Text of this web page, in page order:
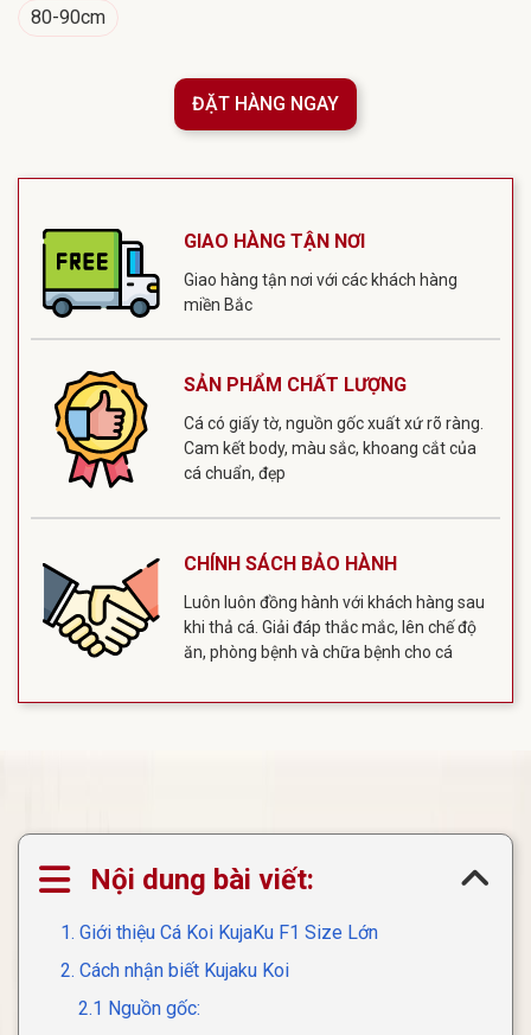
80-90cm
ĐẶT HÀNG NGAY
GIAO HÀNG TẬN NƠI
Giao hàng tận nơi với các khách hàng
miền Bắc
SẢN PHẨM CHẤT LƯỢNG
Cá có giấy tờ, nguồn gốc xuất xứ rõ ràng.
Cam kết body, màu sắc, khoang cắt của
cá chuẩn, đẹp
CHÍNH SÁCH BẢO HÀNH
Luôn luôn đồng hành với khách hàng sau
khi thả cá. Giải đáp thắc mắc, lên chế độ
ăn, phòng bệnh và chữa bệnh cho cá
Nội dung bài viết:
1. Giới thiệu Cá Koi KujaKu F1 Size Lớn
2. Cách nhận biết Kujaku Koi
2.1 Nguồn gốc: